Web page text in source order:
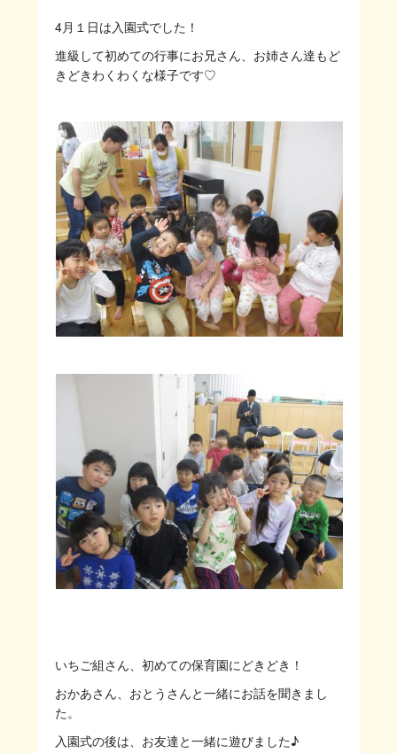
4月１日は入園式でした！
進級して初めての行事にお兄さん、お姉さん達もど
きどきわくわくな様子です♡
いちご組さん、初めての保育園にどきどき！
おかあさん、おとうさんと一緒にお話を聞きまし
た。
入園式の後は、お友達と一緒に遊びました♪